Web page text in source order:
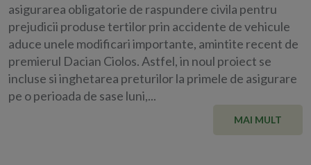
asigurarea obligatorie de raspundere civila pentru
prejudicii produse tertilor prin accidente de vehicule
aduce unele modificari importante, amintite recent de
premierul Dacian Ciolos. Astfel, in noul proiect se
incluse si inghetarea preturilor la primele de asigurare
pe o perioada de sase luni,...
MAI MULT